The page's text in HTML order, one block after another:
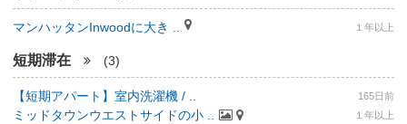
マンハッタンInwoodに大き .. １年以上
短期滞在 (3)
【短期アパート】室内洗濯機 / .. 165日前
ミッドタウンウエストサイドの小 .. １年以上